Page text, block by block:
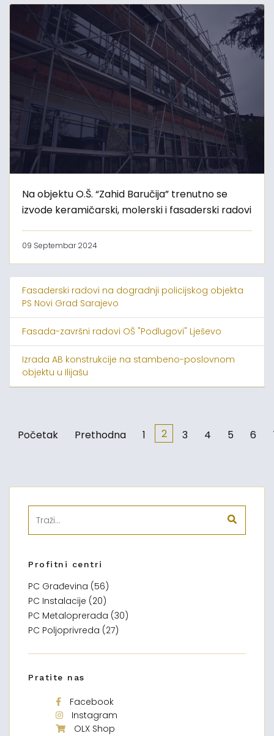
Na objektu O.Š. “Zahid Baručija” trenutno se
izvode keramičarski, molerski i fasaderski radovi
09 Septembar 2024
Fasaderski radovi na dogradnji policijskog objekta
PS Novi Grad Sarajevo
Fasada-završni radovi OŠ "Podlugovi" Lješevo
Izrada AB konstrukcije na stambeno-poslovnom
objektu u Ilijašu
Početak Prethodna 1 2 3 4 5 6
Profitni centri
PC Građevina (56)
PC Instalacije (20)
PC Metaloprerada (30)
PC Poljoprivreda (27)
Pratite nas
Facebook
Instagram
OLX Shop